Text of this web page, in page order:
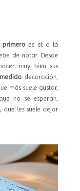
primeroes el o la
de notar. Desde
muy bien sus
: decoración,
más suele gustar,
no se esperan,
que les suele dejar